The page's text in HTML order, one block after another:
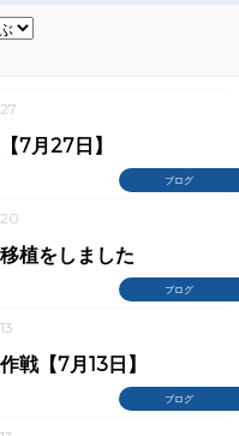
ブログ
7月27日】
ブログ
植をしました
ブログ
戦【7月13日】